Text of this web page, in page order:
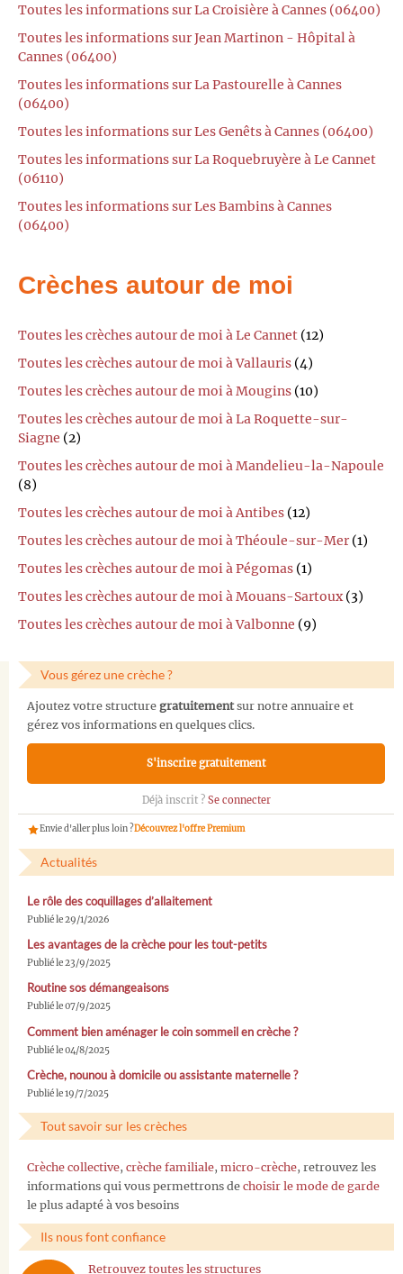
Toutes les informations sur La Croisière à Cannes (06400)
Toutes les informations sur Jean Martinon - Hôpital à
Cannes (06400)
Toutes les informations sur La Pastourelle à Cannes
(06400)
Toutes les informations sur Les Genêts à Cannes (06400)
Toutes les informations sur La Roquebruyère à Le Cannet
(06110)
Toutes les informations sur Les Bambins à Cannes
(06400)
Crèches autour de moi
Toutes les crèches autour de moi à Le Cannet (12)
Toutes les crèches autour de moi à Vallauris (4)
Toutes les crèches autour de moi à Mougins (10)
Toutes les crèches autour de moi à La Roquette-sur-
Siagne (2)
Toutes les crèches autour de moi à Mandelieu-la-Napoule
(8)
Toutes les crèches autour de moi à Antibes (12)
Toutes les crèches autour de moi à Théoule-sur-Mer (1)
Toutes les crèches autour de moi à Pégomas (1)
Toutes les crèches autour de moi à Mouans-Sartoux(3)
Toutes les crèches autour de moi à Valbonne (9)
Vous gérez une crèche ?
Ajoutez votre structure gratuitementsur notre annuaire et
gérez vos informations en quelques clics.
S'inscrire gratuitement
Déjà inscrit ? Se connecter
Envie d'aller plus loin ?Découvrez l'offre Premium
Actualités
Le rôle des coquillages d’allaitement
Publié le 29/1/2026
Les avantages de la crèche pour les tout-petits
Publié le 23/9/2025
Routine sos démangeaisons
Publié le 07/9/2025
Comment bien aménager le coin sommeil en crèche ?
Publié le 04/8/2025
Crèche, nounou à domicile ou assistante maternelle ?
Publié le 19/7/2025
Tout savoir sur les crèches
Crèche collective, crèche familiale, micro-crèche, retrouvez les
informations qui vous permettrons de choisir le mode de garde
le plus adapté à vos besoins
Ils nous font confiance
Retrouvez toutes les structures